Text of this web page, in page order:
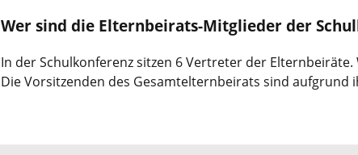
Wer sind die Elternbeirats-Mitglieder der
In der Schulkonferenz sitzen 6 Vertreter der
Die Vorsitzenden des Gesamtelternbeirats sind